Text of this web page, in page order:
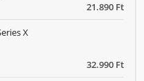
21.890 Ft
32.990 Ft
X